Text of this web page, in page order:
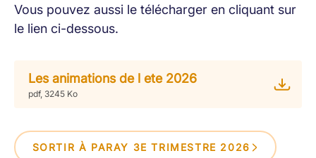
Vous pouvez aussi le télécharger en cliquant sur
le lien ci-dessous.
Les animations de l ete 2026
pdf, 3245 Ko
SORTIR À PARAY 3E TRIMESTRE 2026